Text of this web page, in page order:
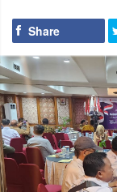
Share